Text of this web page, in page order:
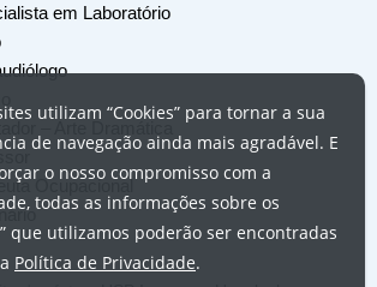
em Laboratório
Ocupacional
utilizam “Cookies” para tornar a sua
de navegação ainda mais agradável. E
o nosso compromisso com a
todas as informações sobre os
que utilizamos poderão ser encontradas
Política de Privacidade.